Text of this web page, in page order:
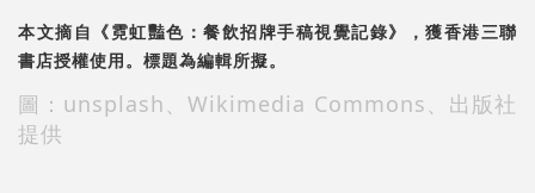
本文摘自《霓虹豔色：餐飲招牌手稿視覺記錄》，獲香港三聯
書店授權使用。標題為編輯所擬。
圖：unsplash、Wikimedia Commons、出版社
提供